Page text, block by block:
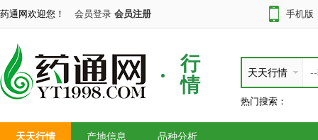
药通网欢迎您！ 会员登录 会员注册 手机版
行
情
天天行情
热门搜索：
天天行情 产地信息 品种分析